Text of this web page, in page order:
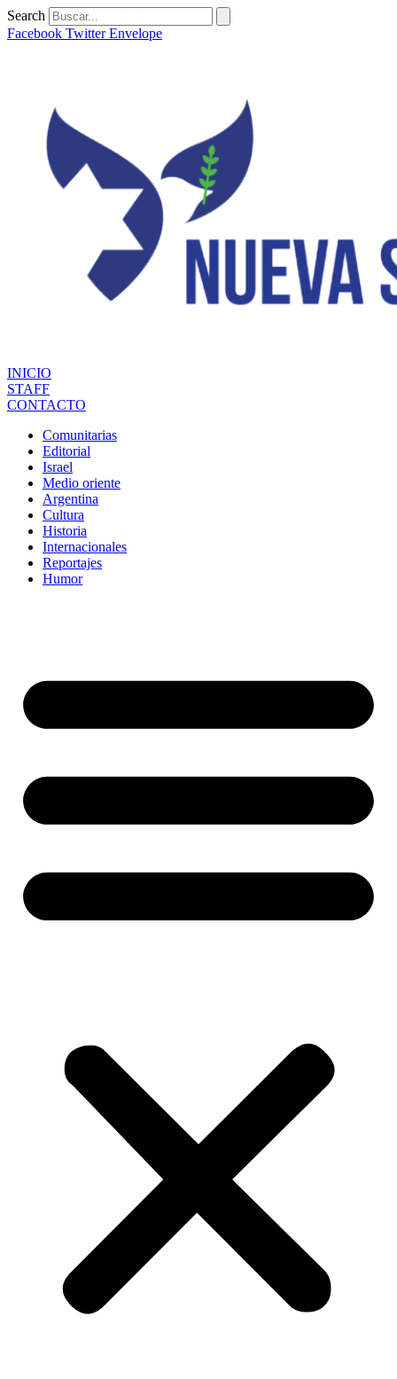
Ir
al
Search
Facebook Twitter Envelope
INICIO
STAFF
CONTACTO
Comunitarias
Editorial
Israel
Medio oriente
Argentina
Cultura
Historia
Internacionales
Reportajes
Humor